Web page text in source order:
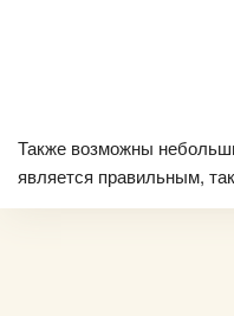
Также возможны
является правильным,